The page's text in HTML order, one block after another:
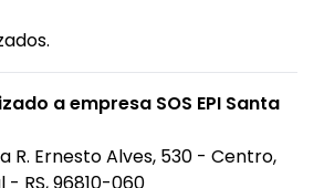
a empresa SOS EPI Santa
R. Ernesto Alves, 530 - Centro,
- RS, 96810-060